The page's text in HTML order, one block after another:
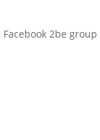
2be group